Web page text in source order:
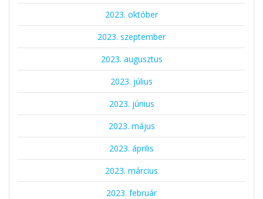
2023. október
2023. szeptember
2023. augusztus
2023. július
2023. június
2023. május
2023. április
2023. március
2023. február